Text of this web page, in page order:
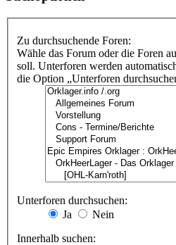
Zu durchsuchende Foren:
Wähle das Forum oder die Foren
soll. Unterforen werden
die Option „Unterforen
Unterforen durchsuchen:
Ja
Nein
Innerhalb suchen: